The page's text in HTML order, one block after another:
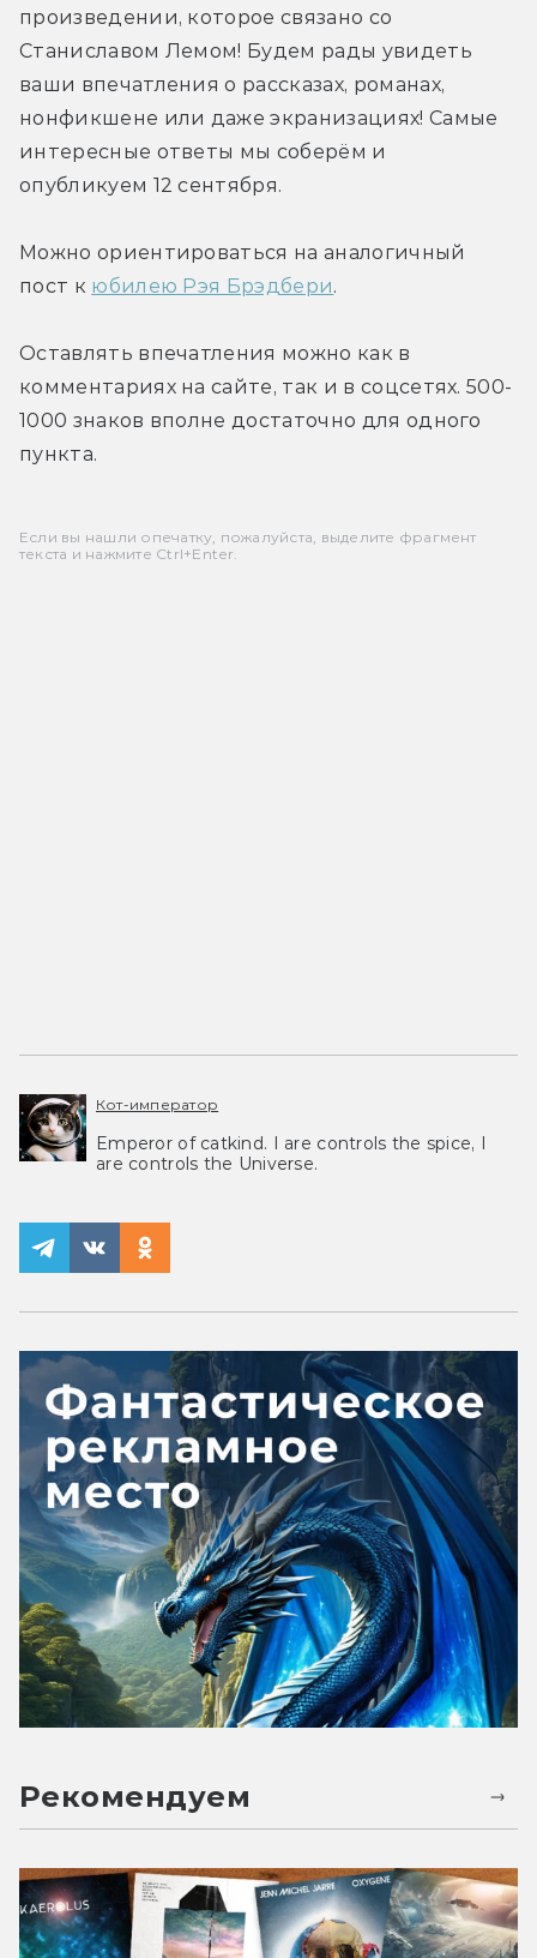
произведении, которое связано со
Станиславом Лемом! Будем рады увидеть
ваши впечатления о рассказах, романах,
нонфикшене или даже экранизациях! Самые
интересные ответы мы соберём и
опубликуем 12 сентября.
Можно ориентироваться на аналогичный
пост к юбилею Рэя Брэдбери.
Оставлять впечатления можно как в
комментариях на сайте, так и в соцсетях. 500-
1000 знаков вполне достаточно для одного
пункта.
Если вы нашли опечатку, пожалуйста, выделите фрагмент
текста и нажмите Ctrl+Enter.
Кот-император
Emperor of catkind. I are controls the spice, I
are controls the Universe.
Рекомендуем